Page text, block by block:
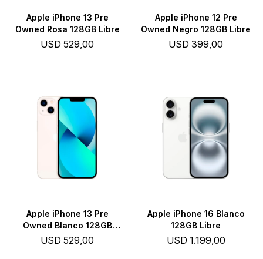
Apple iPhone 13 Pre
Owned Rosa 128GB Libre
USD 529,00
Apple iPhone 12 Pre
Owned Negro 128GB Libre
USD 399,00
Apple iPhone 13 Pre
Owned Blanco 128GB
Libre
USD 529,00
Apple iPhone 16 Blanco
128GB Libre
USD 1.199,00